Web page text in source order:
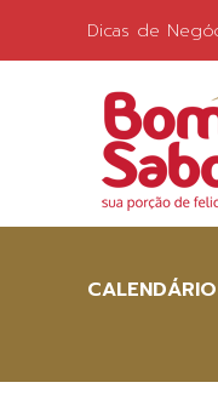
Dicas de